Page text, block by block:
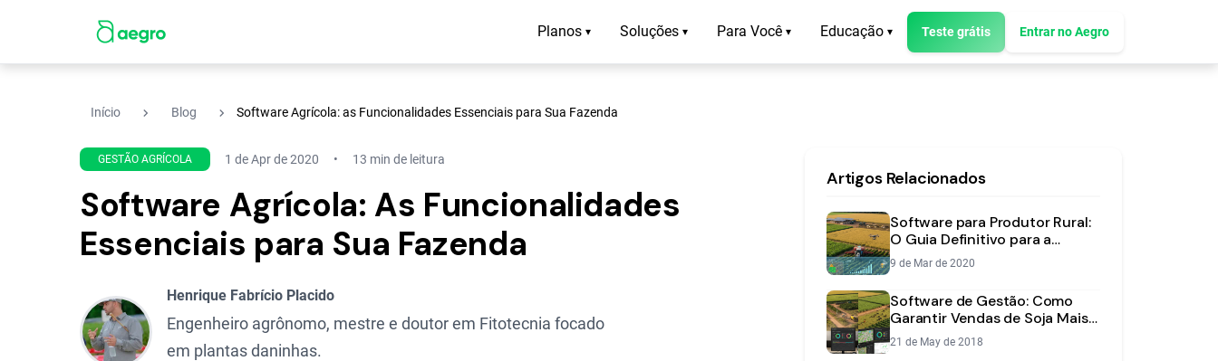
Planos ▾ Soluções ▾ Para Você ▾ Educação ▾ Teste grátis Entrar no Aegro
Início navigate_next Blog navigate_next Software Agrícola: as Funcionalidades Essenciais para Sua Fazenda
GESTÃO AGRÍCOLA 1 de Apr de 2020 13 min de leitura
Software Agrícola: As Funcionalidades
Essenciais para Sua Fazenda
Henrique Fabrício Placido
Engenheiro agrônomo, mestre e doutor em Fitotecnia focado
em plantas daninhas.
Artigos Relacionados
Software para Produtor Rural:
O Guia Definitivo para a
Gestão da Fazenda
9 de Mar de 2020
Software de Gestão: Como
Garantir Vendas de Soja Mais
Lucrativas
21 de May de 2018